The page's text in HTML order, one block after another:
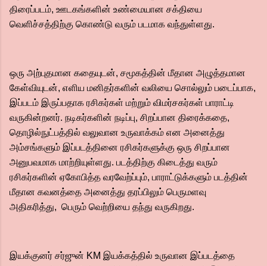
திரைப்படம், ஊடகங்களின் உண்மையான சக்தியை
வெளிச்சத்திற்கு கொண்டு வரும் படமாக வந்துள்ளது.
ஒரு அற்புதமான கதையுடன், சமூகத்தின் மீதான அழுத்தமான
கேள்வியுடன், எளிய மனிதர்களின் வலியை சொல்லும் படைப்பாக,
இப்படம் இருப்பதாக ரசிகர்கள் மற்றும் விமர்சகர்கள் பாராட்டி
வருகின்றனர். நடிகர்களின் நடிப்பு, சிறப்பான திரைக்கதை,
தொழில்நுட்பத்தில் வலுவான உருவாக்கம் என அனைத்து
அம்சங்களும் இப்படத்தினை ரசிகர்களுக்கு ஒரு சிறப்பான
அனுபவமாக மாற்றியுள்ளது. படத்திற்கு கிடைத்து வரும்
ரசிகர்களின் ஏகோபித்த வரவேற்ப்பும், பாராட்டுக்களும் படத்தின்
மீதான கவனத்தை அனைத்து தரப்பிலும் பெருமளவு
அதிகரித்து, பெரும் வெற்றியை தந்து வருகிறது.
இயக்குனர் சர்ஜுன் KM இயக்கத்தில் உருவான இப்படத்தை